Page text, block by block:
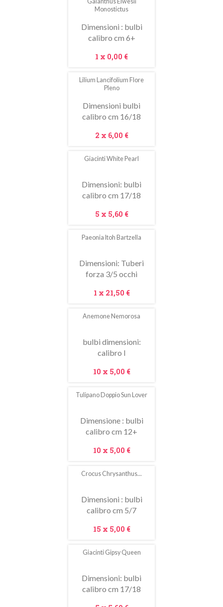
Monostictus
Dimensioni : bulbi
calibro cm 6+
Prezzo
1 x 0,00 €
Lilium Lancifolium Flore
Pleno
Dimensioni bulbi
calibro cm 16/18
Prezzo
2 x 6,00 €
Giacinti White Pearl
Dimensioni: bulbi
calibro cm 17/18
Prezzo
5 x 5,60 €
Paeonia Itoh Bartzella
Dimensioni: Tuberi
forza 3/5 occhi
Prezzo
1 x 21,50 €
Anemone Nemorosa
bulbi dimensioni:
calibro I
Prezzo
10 x 5,00 €
Tulipano Doppio Sun Lover
Dimensione : bulbi
calibro cm 12+
Prezzo
10 x 5,00 €
Crocus Chrysanthus...
Dimensioni : bulbi
calibro cm 5/7
Prezzo
15 x 5,00 €
Giacinti Gipsy Queen
Dimensioni: bulbi
calibro cm 17/18